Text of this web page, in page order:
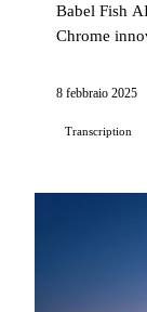
Babel Fish
Chrome
di traduzione
8 febbraio 2025
Transcription